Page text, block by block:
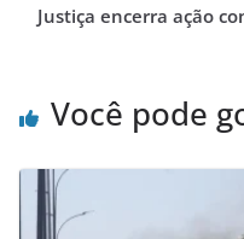
Justiça encerra ação
Você pode